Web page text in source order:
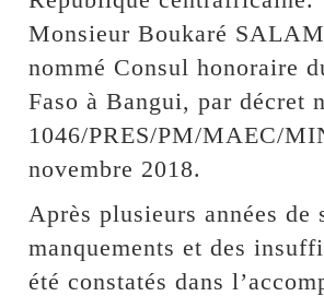
Monsieur Boukaré
nommé Consul honoraire
Faso à Bangui, par décret
1046/PRES/PM/MAEC/
novembre 2018.
Après plusieurs années de
manquements et des
été constatés dans